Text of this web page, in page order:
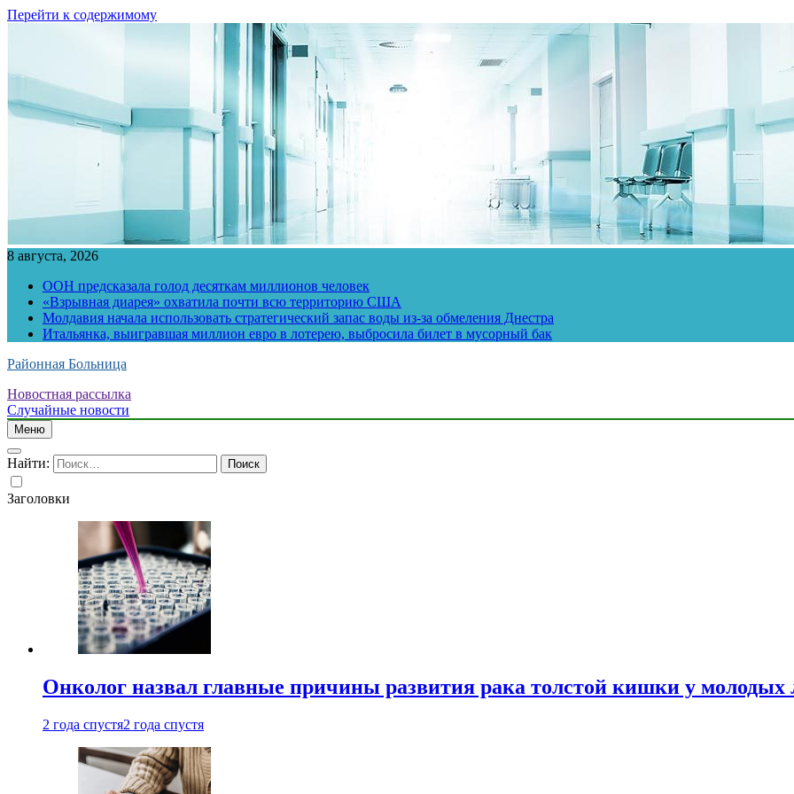
Перейти к содержимому
8 августа, 2026
ООН предсказала голод десяткам миллионов человек
«Взрывная диарея» охватила почти всю территорию США
Молдавия начала использовать стратегический запас воды из-за обмеления Днестра
Итальянка, выигравшая миллион евро в лотерею, выбросила билет в мусорный бак
Районная Больница
Новостная рассылка
Случайные новости
Меню
Найти:
Заголовки
Онколог назвал главные причины развития рака толстой кишки у молодых
2 года спустя2 года спустя